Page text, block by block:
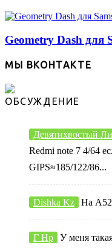
Geometry Dash для
МЫ ВКОНТАКТЕ
ОБСУЖДЕНИЕ
Девятихвостый
Redmi note 7 4/64
GIPS≈185/122/86...
Dishka Kz На А52
Г Нр
У меня